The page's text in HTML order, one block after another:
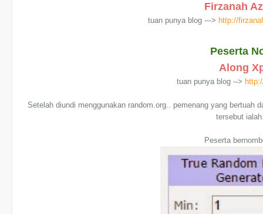
Firzanah
tuan punya blog ---> http://
Peserta
Along
tuan punya blog -->
Setelah diundi menggunakan random.org.. pemenang yang
tersebut
Peserta